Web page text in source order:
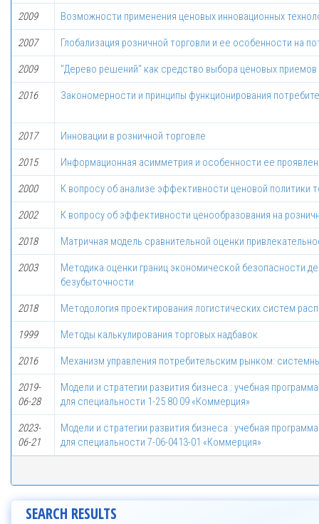
2009 Возможности применения ценовых инновационных
2007 Глобализация розничной торговли и ее особенности на
2009 "Дерево решений" как средство выбора ценовых приемов
2016 Закономерности и принципы функционирования
2017 Инновации в розничной торговле
2015 Информационная асимметрия и особенности ее
2000 К вопросу об анализе эффективности ценовой политики
2002 К вопросу об эффективности ценообразования на
2018 Матричная модель сравнительной оценки
2003
Методика оценки границ экономической безопасности
безубыточности
2018 Методология проектирования логистических систем
1999 Методы калькулирования торговых надбавок
2016 Механизм управления потребительским рынком:
2019-
06-28
Модели и стратегии развития бизнеса : учебная
для специальности 1-25 80 09 «Коммерция»
2023-
06-21
Модели и стратегии развития бизнеса : учебная
для специальности 7-06-0413-01 «Коммерция»
SEARCH RESULTS